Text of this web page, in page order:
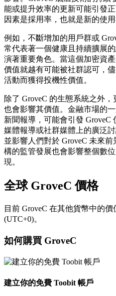
能或提升效率的更新可能引發
因素是採用率，也就是新的使
例如，不斷增加的用戶群或
常代表著一個健康且持續擴展
演著重要角色。當這個加密資
價值就越有可能被社群認可，
活動而獲得投機性價值。
除了 GroveC 的生態系統之外
也會影響其價值。金融市場的
新聞報導，可能會引發
媒體報導或社群媒體上的廣泛
並影響人們對於 GroveC 未來
構的監管發展也會影響整個數
現。
全球 GroveC 價格
目前 GroveC 在其他貨幣中的
(UTC+0)。
如何購買 GroveC
建立你的免費 Toobit 帳戶